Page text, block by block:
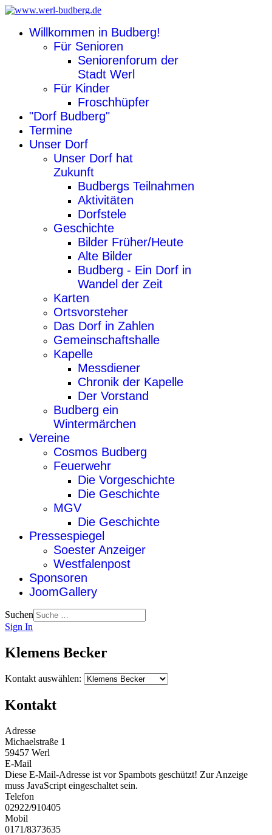
Willkommen in Budberg!
Für Senioren
Seniorenforum der
Stadt Werl
Für Kinder
Froschhüpfer
"Dorf Budberg"
Termine
Unser Dorf
Unser Dorf hat
Zukunft
Budbergs Teilnahmen
Aktivitäten
Dorfstele
Geschichte
Bilder Früher/Heute
Alte Bilder
Budberg - Ein Dorf in
Wandel der Zeit
Karten
Ortsvorsteher
Das Dorf in Zahlen
Gemeinschaftshalle
Kapelle
Messdiener
Chronik der Kapelle
Der Vorstand
Budberg ein
Wintermärchen
Vereine
Cosmos Budberg
Feuerwehr
Die Vorgeschichte
Die Geschichte
MGV
Die Geschichte
Pressespiegel
Soester Anzeiger
Westfalenpost
Sponsoren
JoomGallery
Suchen
Sign In
Klemens Becker
Kontakt auswählen:
Kontakt
Adresse
Michaelstraße 1
59457 Werl
E-Mail
Diese E-Mail-Adresse ist vor Spambots geschützt! Zur Anzeige
muss JavaScript eingeschaltet sein.
Telefon
02922/910405
Mobil
0171/8373635